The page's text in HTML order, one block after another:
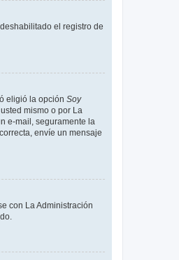
el registro de
eligió la opción Soy
mismo o por La
e-mail, seguramente la
envíe un mensaje
con La Administración